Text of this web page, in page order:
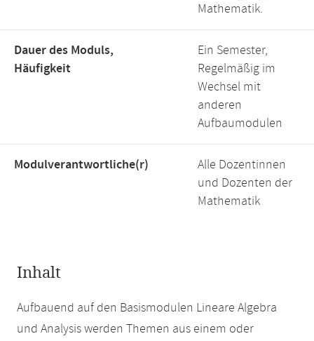
Mathematik.
Dauer des Moduls,
Häufigkeit
Ein Semester,
Regelmäßig im
Wechsel mit
anderen
Aufbaumodulen
Modulverantwortliche(r)
Alle Dozentinnen
und Dozenten der
Mathematik
Inhalt
Aufbauend auf den Basismodulen Lineare Algebra
und Analysis werden Themen aus einem oder